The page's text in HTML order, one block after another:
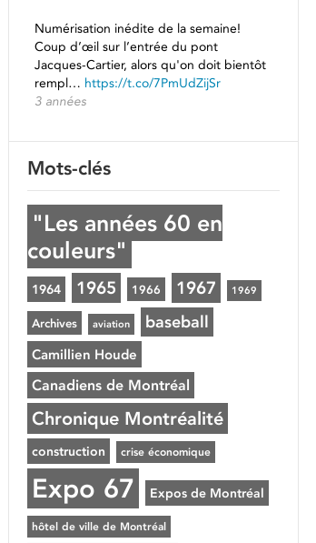
Numérisation inédite de la semaine!
Coup d’œil sur l’entrée du pont
Jacques-Cartier, alors qu'on doit bientôt
rempl… https://t.co/7PmUdZijSr
3 années
Mots-clés
"Les années 60 en
couleurs"
1964 1965 1966 1967 1969
Archives aviation baseball
Camillien Houde
Canadiens de Montréal
Chronique Montréalité
construction crise économique
Expo 67 Expos de Montréal
hôtel de ville de Montréal